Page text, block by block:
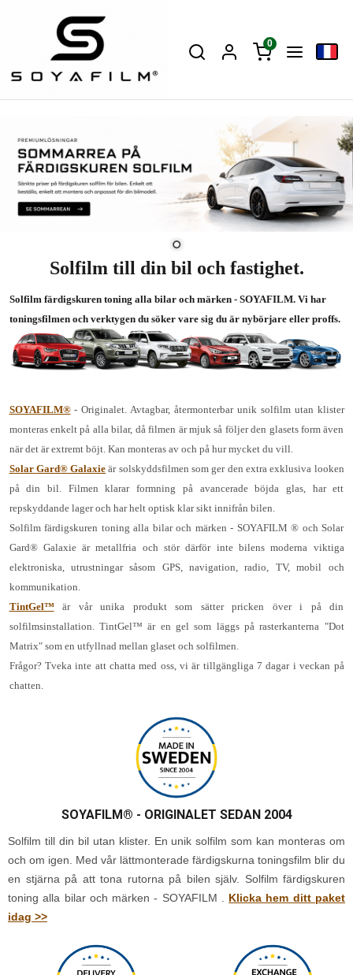
0
Solfilm till din bil och fastighet.
Solfilm färdigskuren toning alla bilar och märken - SOYAFILM. Vi har
toningsfilmen och verktygen du söker vare sig du är nybörjare eller proffs.
SOYAFILM®- Originalet. Avtagbar, återmonterbar unik solfilm utan klister
monteras enkelt på alla bilar, då filmen är mjuk så följer den glasets form även
när det är extremt böjt. Kan monteras av och på hur mycket du vill.
Solar Gard® Galaxie är solskyddsfilmen som ger den extra exklusiva looken
på din bil. Filmen klarar formning på avancerade böjda glas, har ett
repskyddande lager och har helt optisk klar sikt innifrån bilen.
Solfilm färdigskuren toning alla bilar och märken - SOYAFILM ® och Solar
Gard® Galaxie är metallfria och stör därför inte bilens moderna viktiga
elektroniska, utrustningar såsom GPS, navigation, radio, TV, mobil och
kommunikation.
TintGel™är vår unika produkt som sätter pricken över i på din
solfilmsinstallation. TintGel™ är en gel som läggs på rasterkanterna "Dot
Matrix" som en utfyllnad mellan glaset och solfilmen.
Frågor? Tveka inte att chatta med oss, vi är tillgängliga 7 dagar i veckan på
chatten.
SOYAFILM® - ORIGINALET SEDAN 2004
Solfilm till din bil utan klister. En unik solfilm som kan monteras om
och om igen. Med vår lättmonterade färdigskurna toningsfilm blir du
en stjärna på att tona rutorna på bilen själv. Solfilm färdigskuren
toning alla bilar och märken - SOYAFILM . Klicka hem ditt paket
idag >>